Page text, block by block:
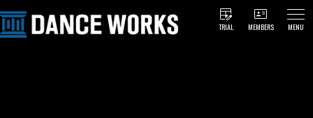
TRIAL MEMBERS MENU